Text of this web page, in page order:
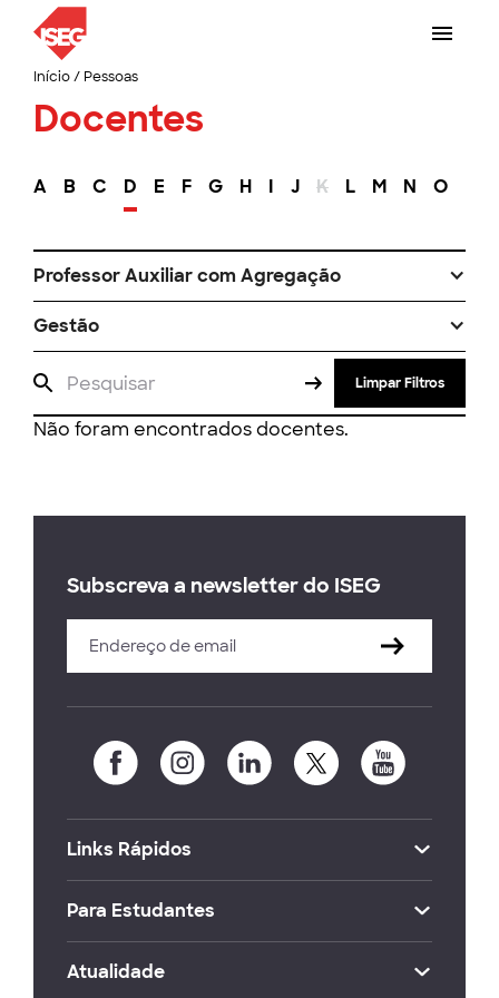
Início/ Pessoas
Docentes
A B C D E F G H I J K L M N O
Professor Auxiliar com Agregação
Gestão
Limpar Filtros
Não foram encontrados docentes.
Subscreva a newsletter do ISEG
Links Rápidos
Para Estudantes
Atualidade